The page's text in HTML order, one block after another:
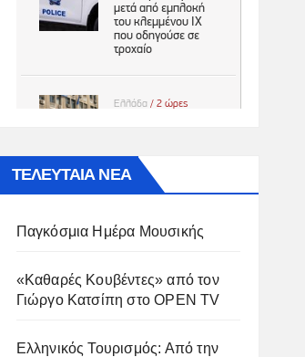
ΤΕΛΕΥΤΑΙΑ ΝΕΑ
Παγκόσμια Ημέρα Μουσικής
«Καθαρές Κουβέντες» από τον
Γιώργο Κατσίπη στο OPEN TV
Ελληνικός Τουρισμός: Από την